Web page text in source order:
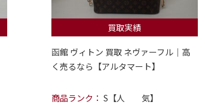
買取実績
函館 ヴィトン 買取 ネヴァーフル｜高
く売るなら【アルタマート】
商品ランク： S【人 気】